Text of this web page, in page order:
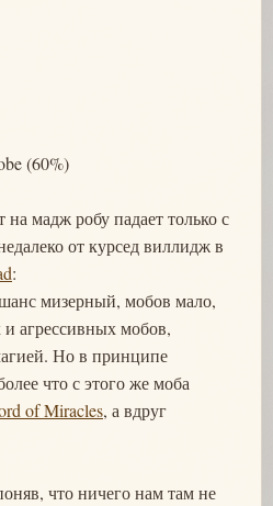
(60%)
на мадж робу падает только с
от курсед виллидж в
:
мизерный, мобов мало,
агрессивных мобов,
Но в принципе
что с этого же моба
of Miracles, а вдруг
что ничего нам там не